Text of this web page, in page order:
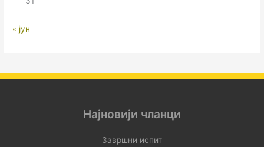
« јун
Најновији чланци
Завршни испит